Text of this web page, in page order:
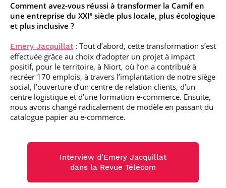
Comment avez-vous réussi à transformer la Camif en
une entreprise du XXIe siècle plus locale, plus écologique
et plus inclusive ?
Emery Jacquillat : Tout d’abord, cette transformation s’est
effectuée grâce au choix d’adopter un projet à impact
positif, pour le territoire, à Niort, où l’on a contribué à
recréer 170 emplois, à travers l’implantation de notre siège
social, l’ouverture d’un centre de relation clients, d’un
centre logistique et d’une formation e-commerce. Ensuite,
nous avons changé radicalement de modèle en passant du
catalogue papier au e-commerce.
Interview d'Emery Jacquillat
dans la Revue Télécom